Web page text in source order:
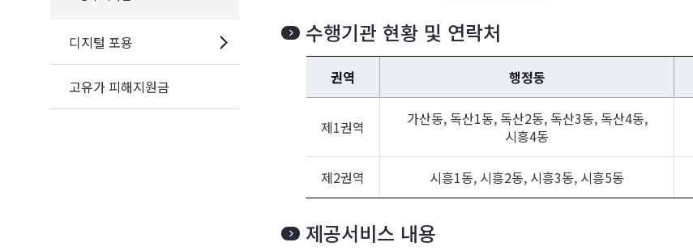
디지털 포용
고유가 피해지원금
수행기관 현황 및 연락처
권역 행정동
제1권역
가산동, 독산1동, 독산2동, 독산3동, 독산4동,
시흥4동
제2권역 시흥1동, 시흥2동, 시흥3동, 시흥5동
제공서비스 내용